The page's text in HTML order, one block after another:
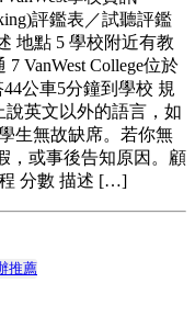
評鑑表／試聽評鑑
地點 5 學校附近有教
VanWest College位於
44公車5分鐘到學校 規
說英文以外的語言，如
生無故缺席。若你無
，或事後告知原因。顧
分數 描述 […]